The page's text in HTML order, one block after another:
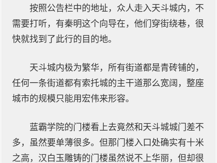
按照公告栏中的地址，众人走入天斗城内，不
需要打听，有秦明这个向导在，他们穿街绕巷，很
快就找到了此行的目的地。
天斗城内极为繁华，所有街道都是青砖铺的，
任何一条街道都有索托城的主干道那么宽阔，整座
城市的规模只能用宏伟来形容。
蓝霸学院的门楼看上去竟然和天斗城城门差不
多，虽然要单薄很多。但那门楼入口处确实有十米
之高，汉白玉雕铸的门楼虽然说不上华丽，但却很